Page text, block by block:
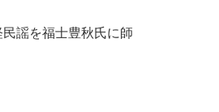
謡を福士豊秋氏に師